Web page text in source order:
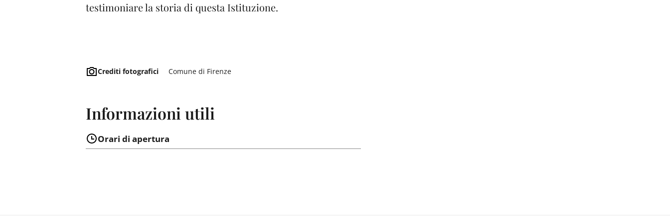
testimoniare la storia di questa Istituzione.
Crediti fotografici Comune di Firenze
Informazioni utili
Orari di apertura